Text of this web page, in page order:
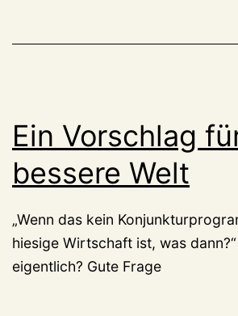
Ein Vorschlag
bessere Welt
„Wenn das kein
hiesige Wirtschaft ist, was
eigentlich? Gute Frage